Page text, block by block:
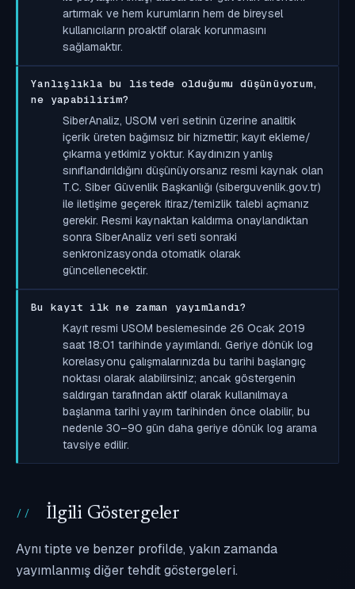
artırmak ve hem kurumların hem de bireysel
kullanıcıların proaktif olarak korunmasını
sağlamaktır.
Yanlışlıkla bu listede olduğumu düşünüyorum,
ne yapabilirim?
SiberAnaliz, USOM veri setinin üzerine analitik
içerik üreten bağımsız bir hizmettir; kayıt ekleme/
çıkarma yetkimiz yoktur. Kaydınızın yanlış
sınıflandırıldığını düşünüyorsanız resmi kaynak olan
T.C. Siber Güvenlik Başkanlığı (siberguvenlik.gov.tr)
ile iletişime geçerek itiraz/temizlik talebi açmanız
gerekir. Resmi kaynaktan kaldırma onaylandıktan
sonra SiberAnaliz veri seti sonraki
senkronizasyonda otomatik olarak
güncellenecektir.
Bu kayıt ilk ne zaman yayımlandı?
Kayıt resmi USOM beslemesinde 26 Ocak 2019
saat 18:01 tarihinde yayımlandı. Geriye dönük log
korelasyonu çalışmalarınızda bu tarihi başlangıç
noktası olarak alabilirsiniz; ancak göstergenin
saldırgan tarafından aktif olarak kullanılmaya
başlanma tarihi yayım tarihinden önce olabilir, bu
nedenle 30–90 gün daha geriye dönük log arama
tavsiye edilir.
İlgili Göstergeler
Aynı tipte ve benzer profilde, yakın zamanda
yayımlanmış diğer tehdit göstergeleri.